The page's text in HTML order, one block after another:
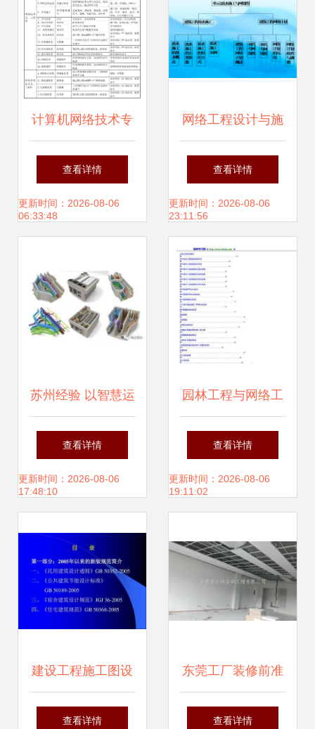
计算机网络技术专
业岗位群工作任务
分析 网络工程的设
查看详情
更新时间：2026-08-06
06:33:48
网络工程设计与施
工 从蓝图到实现
查看详情
更新时间：2026-08-06
23:11:56
苏州经验 以智慧运
维为导向的综合管
廊BIM过程管控及
施工实践
查看详情
更新时间：2026-08-06
17:48:10
园林工程与网络工
程的双轨并行 施工
技术资料管理与设
查看详情
更新时间：2026-08-06
19:11:02
建设工程施工图设
计审查技术讲座 电
查看详情
东莞工厂装修前准
备工作与网络工程
查看详情